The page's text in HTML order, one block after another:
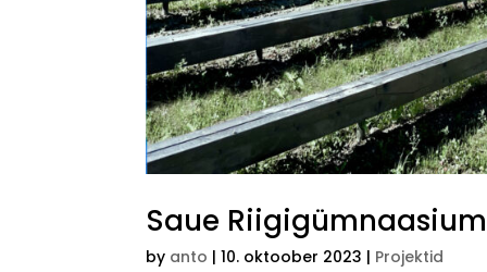
Saue Riigigümnaasium
by anto |10. oktoober 2023 | Projektid